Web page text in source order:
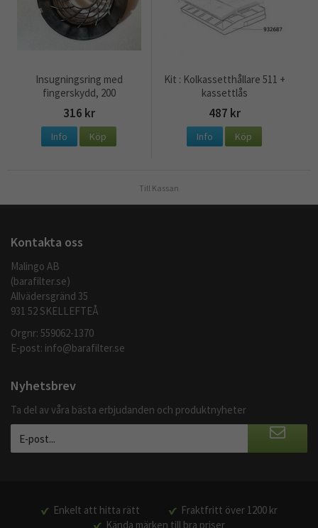
Insugningsring med
fingerskydd, 200
316 kr
Info Köp
Kit : Kolkassetthållare 511 +
kassettlås
487 kr
Info Köp
Till Kassan
Kontakta oss
Malingo AB
(barafilter.se)
Allvädersgränd 35
931 52 SKELLEFTEÅ
Orgnr: 559062-1370
E-post: info@barafilter.se
Nyhetsbrev
Ta del av våra bästa erbjudanden och produktnyheter
Enkelt att hitta rätt
Fraktfritt över 1200 kr
Kända märken till bra priser